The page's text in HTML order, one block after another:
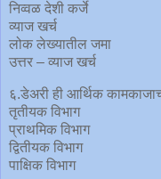
निव्वळ देशी कर्जे
व्याज खर्च
लोक लेख्यातील जमा
उत्तर – व्याज खर्च
६.डेअरी ही आर्थिक
तृतीयक विभाग
प्राथमिक विभाग
द्वितीयक विभाग
पाक्षिक विभाग